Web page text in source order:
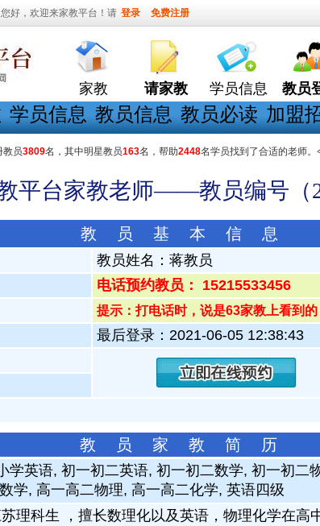
您好，欢迎来家教平台！请 登录 免费注册
家教 请家教 学员信息 教员
学员信息 教员信息 教员必读 加盟
教员3809名，其中明星教员163名，帮助2448名学员找到了合适的老师。
平台家教老师——教员编号（
教 员 基 本 信 息
教员姓名： 蒋教员
电话预约教员： 15215533456
提示：打电话时，说是63家教上看到的
最后登录：2021-06-05 12:38:43
教 员 家 教 简 历
学英语, 初一初二英语, 初一初二数学, 初一初二
学, 高一高二物理, 高一高二化学, 英语四级
理科生 ，擅长数理化以及英语，物理化学在高